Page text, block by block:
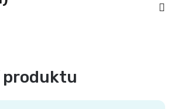
produktu